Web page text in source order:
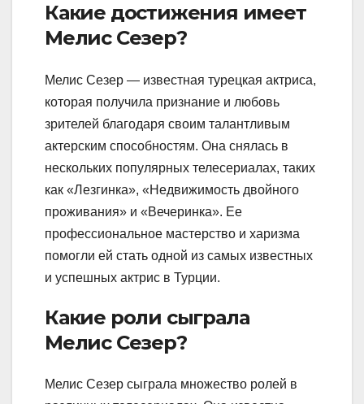
Какие достижения имеет
Мелис Сезер?
Мелис Сезер — известная турецкая актриса,
которая получила признание и любовь
зрителей благодаря своим талантливым
актерским способностям. Она снялась в
нескольких популярных телесериалах, таких
как «Лезгинка», «Недвижимость двойного
проживания» и «Вечеринка». Ее
профессиональное мастерство и харизма
помогли ей стать одной из самых известных
и успешных актрис в Турции.
Какие роли сыграла
Мелис Сезер?
Мелис Сезер сыграла множество ролей в